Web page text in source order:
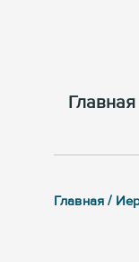
Главная
Главная /